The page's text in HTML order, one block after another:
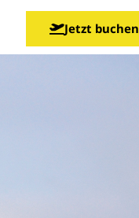
Jetzt buchen